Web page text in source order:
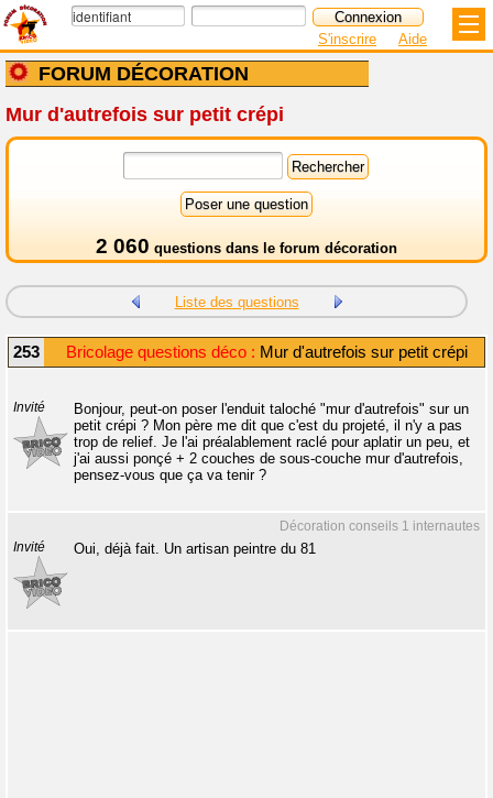
FORUM DÉCORATION
S'inscrire Aide
Mur d'autrefois sur petit crépi
2 060 questions dans le forum décoration
Liste des questions
253 Bricolage questions déco : Mur d'autrefois sur petit crépi
Invité
Bonjour, peut-on poser l'enduit taloché "mur d'autrefois" sur un
petit crépi ? Mon père me dit que c'est du projeté, il n'y a pas
trop de relief. Je l'ai préalablement raclé pour aplatir un peu, et
j'ai aussi ponçé + 2 couches de sous-couche mur d'autrefois,
pensez-vous que ça va tenir ?
Décoration conseils 1 internautes
Invité Oui, déjà fait. Un artisan peintre du 81